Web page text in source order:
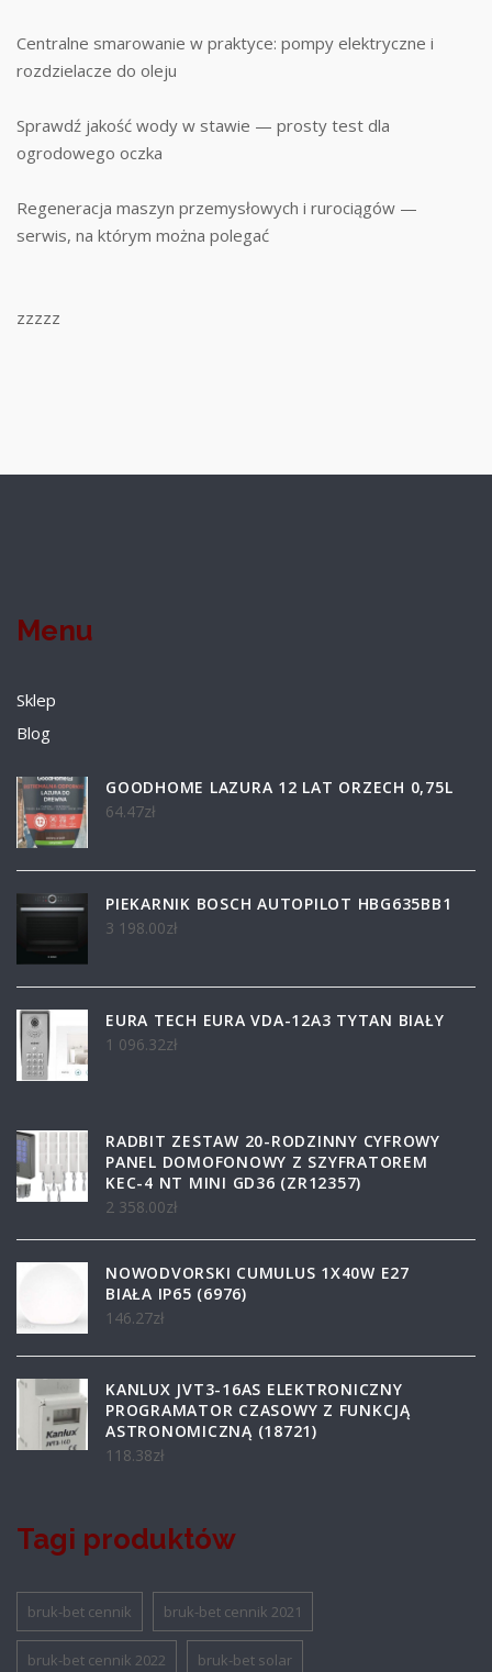
Centralne smarowanie w praktyce: pompy elektryczne i
rozdzielacze do oleju
Sprawdź jakość wody w stawie — prosty test dla
ogrodowego oczka
Regeneracja maszyn przemysłowych i rurociągów —
serwis, na którym można polegać
zzzzz
Menu
Sklep
Blog
GOODHOME LAZURA 12 LAT ORZECH 0,75L
64.47zł
PIEKARNIK BOSCH AUTOPILOT HBG635BB1
3 198.00zł
EURA TECH EURA VDA-12A3 TYTAN BIAŁY
1 096.32zł
RADBIT ZESTAW 20-RODZINNY CYFROWY
PANEL DOMOFONOWY Z SZYFRATOREM
KEC-4 NT MINI GD36 (ZR12357)
2 358.00zł
NOWODVORSKI CUMULUS 1X40W E27
BIAŁA IP65 (6976)
146.27zł
KANLUX JVT3-16AS ELEKTRONICZNY
PROGRAMATOR CZASOWY Z FUNKCJĄ
ASTRONOMICZNĄ (18721)
118.38zł
Tagi produktów
bruk-bet cennik bruk-bet cennik 2021
bruk-bet cennik 2022 bruk-bet solar